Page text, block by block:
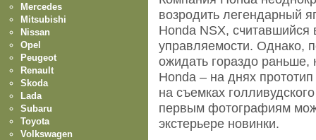
возродить легендарный
Honda NSX,
управляемости. Однако,
ожидать гораздо
Honda – на днях
на съемках
первым фотографиям
экстерьере новинки.
Mercedes
Mitsubishi
Nissan
Opel
Peugeot
Renault
Skoda
Lada
Subaru
Toyota
Volkswagen